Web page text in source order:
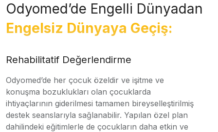
Odyomed’de Engelli Dünyadan
Engelsiz Dünyaya Geçiş:
Rehabilitatif Değerlendirme
Odyomed’de her çocuk özeldir ve işitme ve
konuşma bozuklukları olan çocuklarda
ihtiyaçlarının giderilmesi tamamen bireyselleştirilmiş
destek seanslarıyla sağlanabilir. Yapılan özel plan
dahilindeki eğitimlerle de çocukların daha etkin ve